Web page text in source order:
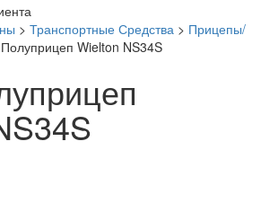
> Транспортные Средства > Прицепы/
Wielton NS34S